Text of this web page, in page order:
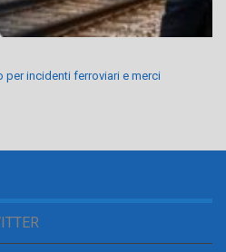
per incidenti ferroviari e merci